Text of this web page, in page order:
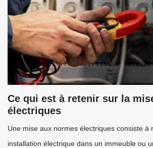
Ce qui est à retenir sur la
électriques
Une mise aux normes électriques consiste à
installation électrique dans un immeuble ou